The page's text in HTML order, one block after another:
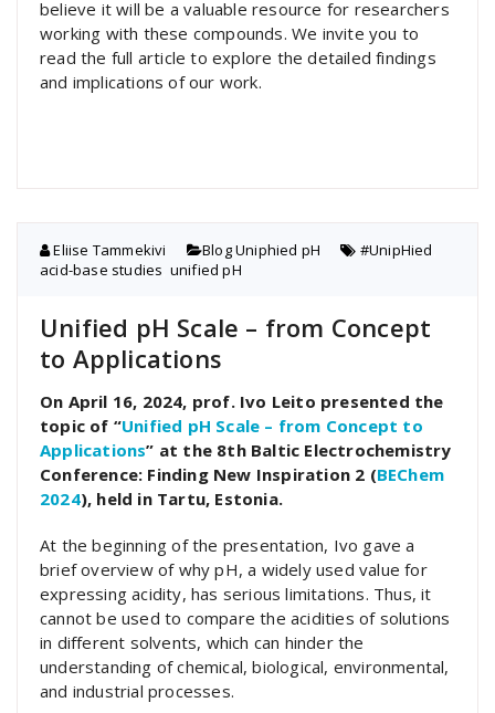
believe it will be a valuable resource for researchers
working with these compounds. We invite you to
read the full article to explore the detailed findings
and implications of our work.
Eliise Tammekivi Blog,Uniphied pH #UnipHied
acid-base studies unified pH
Unified pH Scale – from Concept
to Applications
On April 16, 2024, prof. Ivo Leito presented the
topic of “Unified pH Scale – from Concept to
Applications” at the 8th Baltic Electrochemistry
Conference: Finding New Inspiration 2 (BEChem
2024), held in Tartu, Estonia.
At the beginning of the presentation, Ivo gave a
brief overview of why pH, a widely used value for
expressing acidity, has serious limitations. Thus, it
cannot be used to compare the acidities of solutions
in different solvents, which can hinder the
understanding of chemical, biological, environmental,
and industrial processes.